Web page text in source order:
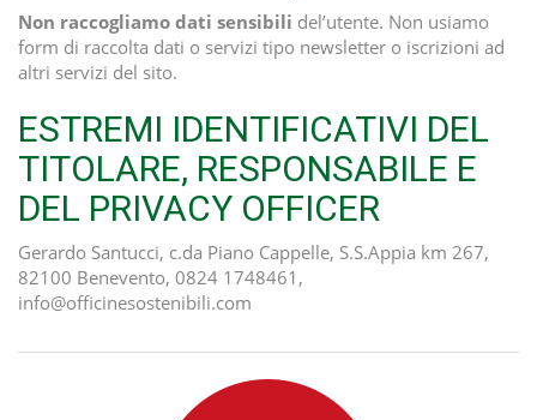
Non raccogliamo dati sensibili del’utente. Non usiamo
form di raccolta dati o servizi tipo newsletter o iscrizioni ad
altri servizi del sito.
ESTREMI IDENTIFICATIVI DEL
TITOLARE, RESPONSABILE E
DEL PRIVACY OFFICER
Gerardo Santucci, c.da Piano Cappelle, S.S.Appia km 267,
82100 Benevento, 0824 1748461,
info@officinesostenibili.com